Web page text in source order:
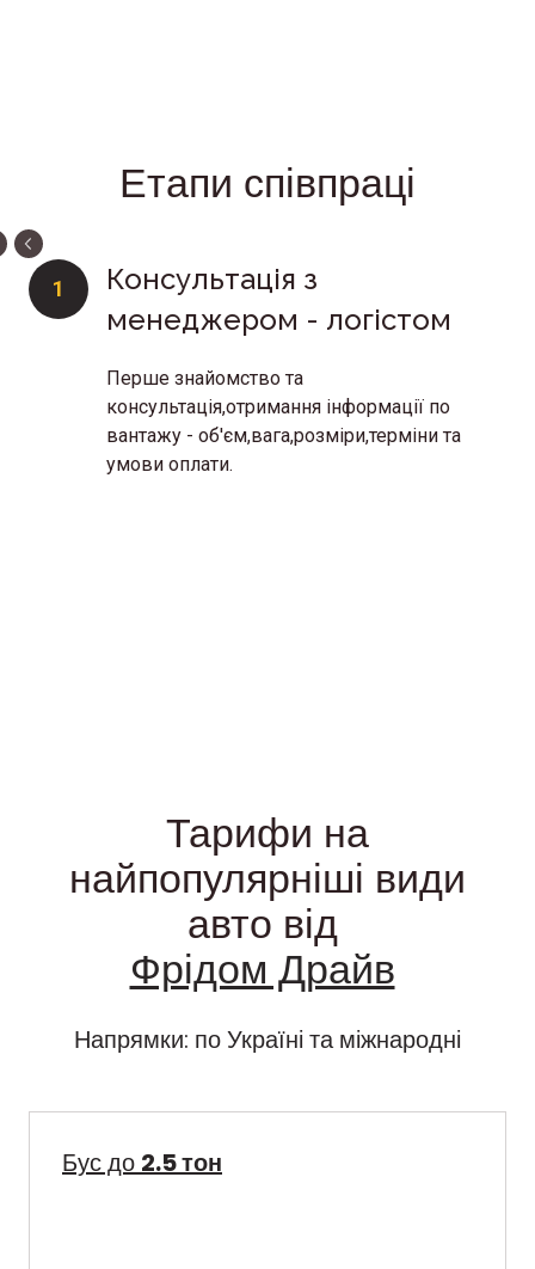
Етапи співпраці
1
Консультація з
менеджером - логістом
Перше знайомство та
консультація,отримання інформації по
вантажу - об'єм,вага,розміри,терміни та
умови оплати.
Тарифи на
найпопулярніші види
авто від
Фрідом Драйв
Напрямки: по Україні та міжнародні
Бус до 2.5 тон